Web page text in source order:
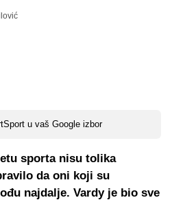
u vaš Google izbor
sporta nisu tolika
da oni koji su
najdalje. Vardy je bio sve